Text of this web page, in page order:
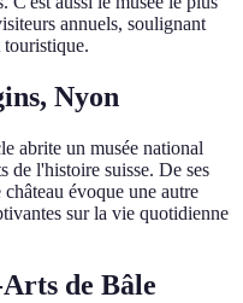
annuels, soulignant
Nyon
abrite un musée national
de l'histoire suisse. De ses
évoque une autre
sur la vie quotidienne
de Bâle